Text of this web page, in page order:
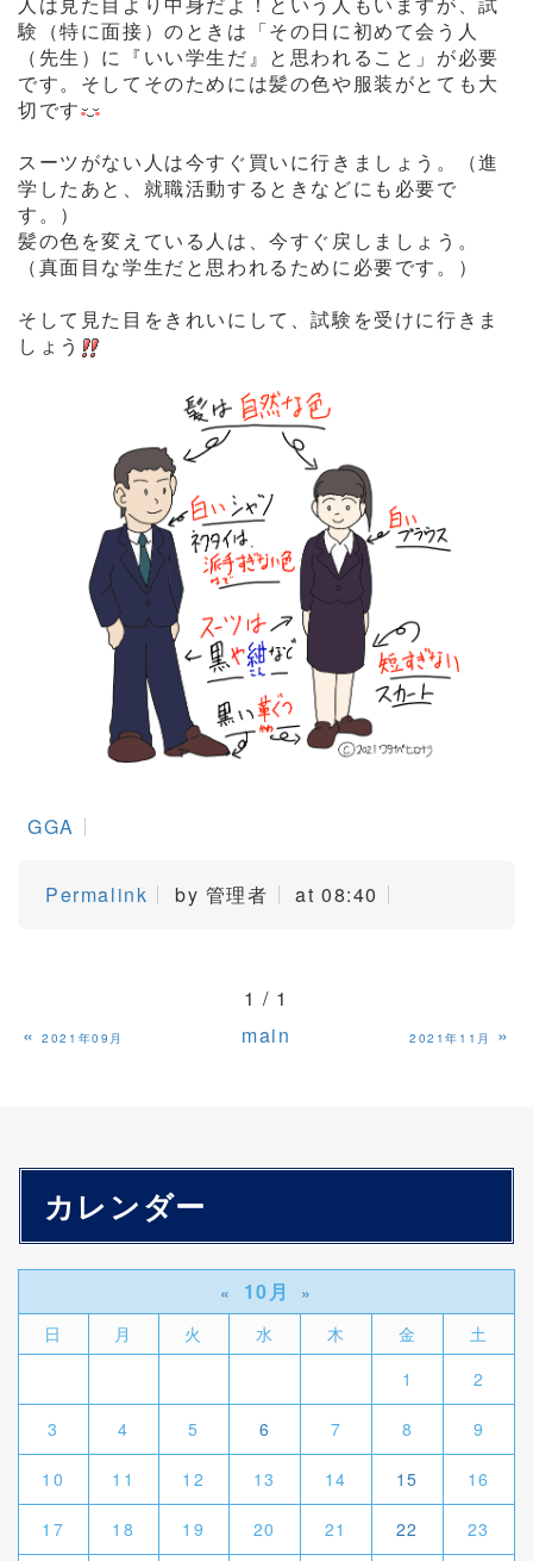
験（特に面接）のときは「その日に初めて会う人
（先生）に『いい学生だ』と思われること」が必要
です。そしてそのためには髪の色や服装がとても大
切です
スーツがない人は今すぐ買いに行きましょう。（進
学したあと、就職活動するときなどにも必要で
す。）
髪の色を変えている人は、今すぐ戻しましょう。
（真面目な学生だと思われるために必要です。）
そして見た目をきれいにして、試験を受けに行きま
しょう
GGA
Permalink by 管理者 at 08:40
1 / 1
«2021年09月 main 2021年11月 »
カレンダー
« 10月
»
日
月 火 水 木 金
土
1
2
3 4 5 6 7 8 9
10 11 12 13 14 15 16
17 18 19 20 21 22 23